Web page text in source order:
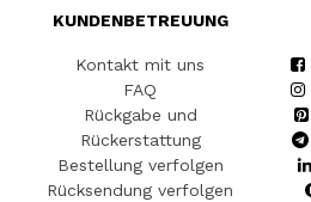
KUNDENBETREUUNG
Kontakt mit uns
FAQ
Rückgabe und
Rückerstattung
Bestellung verfolgen
Rücksendung verfolgen